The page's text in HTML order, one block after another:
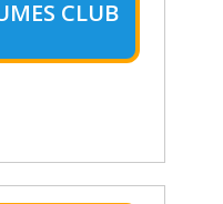
CLUB